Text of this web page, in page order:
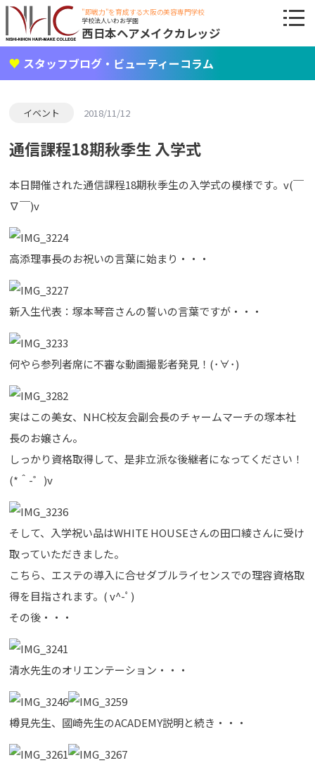
"即戦力"を育成する大阪の美容専門学校
学校法人いわお学園
西日本ヘアメイクカレッジ
スタッフブログ・ビューティーコラム
イベント 2018/11/12
通信課程18期秋季生 入学式
本日開催された通信課程18期秋季生の入学式の模様です。v(￣
∇￣)v
高添理事長のお祝いの言葉に始まり・・・
新入生代表：塚本琴音さんの誓いの言葉ですが・・・
何やら参列者席に不審な動画撮影者発見！(･∀･)
実はこの美女、NHC校友会副会長のチャームマーチの塚本社
長のお嬢さん。
しっかり資格取得して、是非立派な後継者になってください！
(*＾-゜)v
そして、入学祝い品はWHITE HOUSEさんの田口綾さんに受け
取っていただきました。
こちら、エステの導入に合せダブルライセンスでの理容資格取
得を目指されます。( v^-ﾟ)
その後・・・
清水先生のオリエンテーション・・・
樽見先生、國崎先生のACADEMY説明と続き・・・